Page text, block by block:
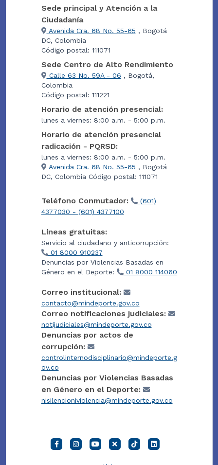
Sede principal y Atención a la
Ciudadanía
Avenida Cra. 68 No. 55-65 , Bogotá
DC, Colombia
Código postal: 111071
Sede Centro de Alto Rendimiento
Calle 63 No. 59A - 06 , Bogotá,
Colombia
Código postal: 111221
Horario de atención presencial:
lunes a viernes: 8:00 a.m. - 5:00 p.m.
Horario de atención presencial
radicación - PQRSD:
lunes a viernes: 8:00 a.m. - 5:00 p.m.
Avenida Cra. 68 No. 55-65 , Bogotá
DC, Colombia Código postal: 111071
Teléfono Conmutador:
(601)
4377030 - (601) 4377100
Líneas gratuitas:
Servicio al ciudadano y anticorrupción:
01 8000 910237
Denuncias por Violencias Basadas en
Género en el Deporte:
01 8000 114060
Correo institucional:
contacto@mindeporte.gov.co
Correo notificaciones judiciales:
notijudiciales@mindeporte.gov.co
Denuncias por actos de
corrupción:
controlinternodisciplinario@mindeporte.g
ov.co
Denuncias por Violencias Basadas
en Género en el Deporte:
nisilencioniviolencia@mindeporte.gov.co